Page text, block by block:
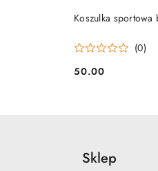
Koszulka sportowa
(0)
Cena:
50.00
Sklep